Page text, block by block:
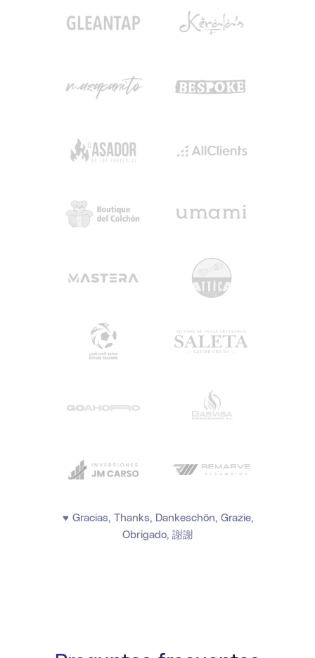
♥ Gracias, Thanks, Dankeschön, Grazie,
Obrigado, 謝謝